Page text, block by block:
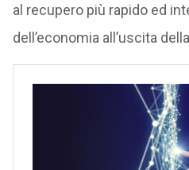
al recupero più rapido ed
dell’economia all’uscita